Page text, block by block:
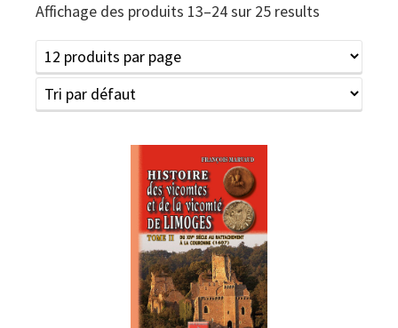
Affichage des produits 13–24 sur 25 results